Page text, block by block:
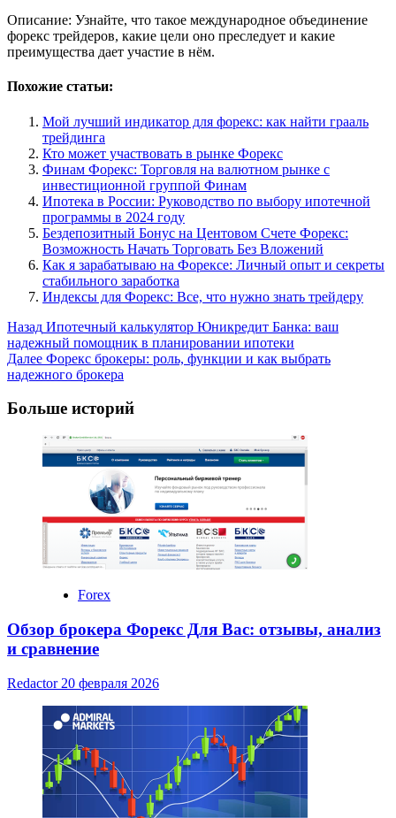
Описание: Узнайте, что такое международное объединение
форекс трейдеров, какие цели оно преследует и какие
преимущества дает участие в нём.
Похожие статьи:
Мой лучший индикатор для форекс: как найти грааль
трейдинга
Кто может участвовать в рынке Форекс
Финам Форекс: Торговля на валютном рынке с
инвестиционной группой Финам
Ипотека в России: Руководство по выбору ипотечной
программы в 2024 году
Бездепозитный Бонус на Центовом Счете Форекс:
Возможность Начать Торговать Без Вложений
Как я зарабатываю на Форексе: Личный опыт и секреты
стабильного заработка
Индексы для Форекс: Все, что нужно знать трейдеру
Post
Navigation
Назад Ипотечный калькулятор Юникредит Банка: ваш
надежный помощник в планировании ипотеки
Далее Форекс брокеры: роль, функции и как выбрать
надежного брокера
Больше историй
Forex
Обзор брокера Форекс Для Вас: отзывы, анализ
и сравнение
Redactor 20 февраля 2026